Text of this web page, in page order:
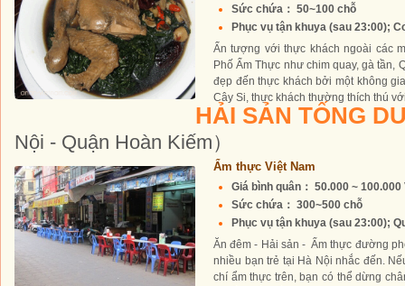
Sức chứa： 50~100 chỗ
Phục vụ tận khuya (sau 23:00);
Ấn tượng với thực khách ngoài các
Phố Ẩm Thực như chim quay, gà tần,
đẹp đến thực khách bởi một không
Cây Si, thực khách thường thích thú
HẢI SẢN TỐNG
Nội - Quận Hoàn Kiếm）
Ẩm thực Việt Nam
Giá bình quân： 50.000 ~ 100.000
Sức chứa： 300~500 chỗ
Phục vụ tận khuya (sau 23:00);
Ăn đêm - Hải sản - Ẩm thực đường
nhiều bạn trẻ tại Hà Nội nhắc đến.
chí ẩm thực trên, bạn có thể dừng